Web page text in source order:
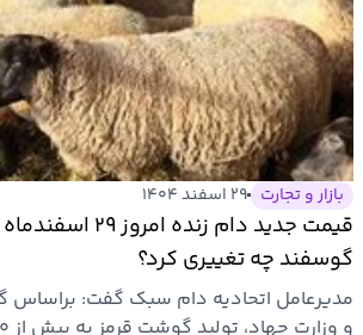
بازار و تجارت ۲۹ اسفند ۱۴۰۴
گوسفند چه تغییری کرد؟
مدیرعامل اتحادیه دام سبک گفت: براساس
و وزارت جهاد، تولید گوشت قرمز به بیش از ۹۰ درصد می‌رسد.